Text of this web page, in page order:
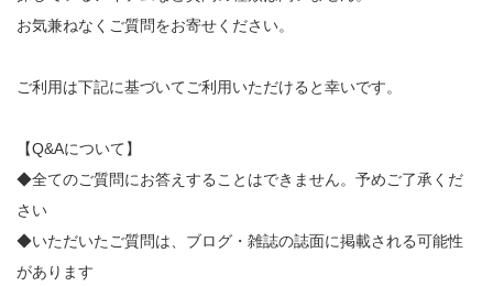
お気兼ねなくご質問をお寄せください。
ご利用は下記に基づいてご利用いただけると幸いです。
【Q&Aについて】
◆全てのご質問にお答えすることはできません。予めご了承くだ
さい
◆いただいたご質問は、ブログ・雑誌の誌面に掲載される可能性
があります